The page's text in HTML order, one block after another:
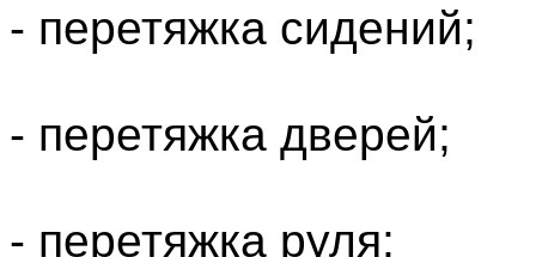
- перетяжка сидений;
- перетяжка дверей;
- перетяжка руля;